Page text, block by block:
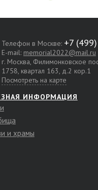
Телефон в Москве:
E-mail: memorial2022@mail.ru
г. Москва, Филимонковское
1758, квартал 163, д.2 кор.1
Посмотреть на карте
ИНФОРМАЦИЯ
и храмы